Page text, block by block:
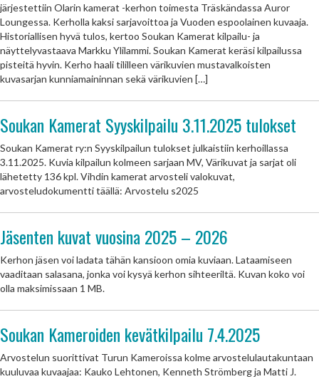
järjestettiin Olarin kamerat -kerhon toimesta Träskändassa Auror
Loungessa. Kerholla kaksi sarjavoittoa ja Vuoden espoolainen kuvaaja.
Historiallisen hyvä tulos, kertoo Soukan Kamerat kilpailu- ja
näyttelyvastaava Markku Ylilammi. Soukan Kamerat keräsi kilpailussa
pisteitä hyvin. Kerho haali tililleen värikuvien mustavalkoisten
kuvasarjan kunniamaininnan sekä värikuvien […]
Soukan Kamerat Syyskilpailu 3.11.2025 tulokset
Soukan Kamerat ry:n Syyskilpailun tulokset julkaistiin kerhoillassa
3.11.2025. Kuvia kilpailun kolmeen sarjaan MV, Värikuvat ja sarjat oli
lähetetty 136 kpl. Vihdin kamerat arvosteli valokuvat,
arvosteludokumentti täällä: Arvostelu s2025
Jäsenten kuvat vuosina 2025 – 2026
Kerhon jäsen voi ladata tähän kansioon omia kuviaan. Lataamiseen
vaaditaan salasana, jonka voi kysyä kerhon sihteeriltä. Kuvan koko voi
olla maksimissaan 1 MB.
Soukan Kameroiden kevätkilpailu 7.4.2025
Arvostelun suorittivat Turun Kameroissa kolme arvostelulautakuntaan
kuuluvaa kuvaajaa: Kauko Lehtonen, Kenneth Strömberg ja Matti J.